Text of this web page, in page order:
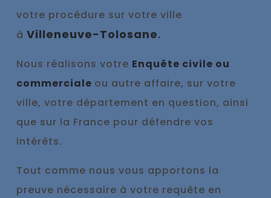
votre procédure sur votre ville
à Villeneuve-Tolosane.
Nous réalisons votre Enquête civile ou
commerciale ou autre affaire, sur votre
ville, votre département en question, ainsi
que sur la France pour défendre vos
intérêts.
Tout comme nous vous apportons la
preuve nécessaire à votre requête en